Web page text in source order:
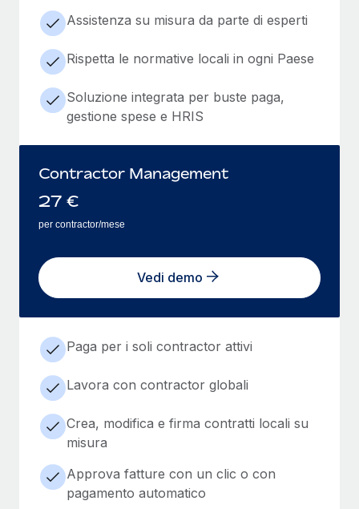
Assistenza su misura da parte di esperti
Rispetta le normative locali in ogni Paese
Soluzione integrata per buste paga,
gestione spese e HRIS
Contractor Management
27 €
per contractor/mese
Vedi demo
Paga per i soli contractor attivi
Lavora con contractor globali
Crea, modifica e firma contratti locali su
misura
Approva fatture con un clic o con
pagamento automatico